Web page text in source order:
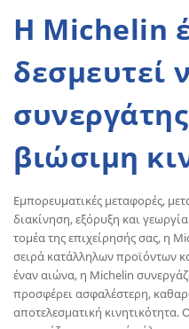
Η Michelin
δεσμευτεί
βιώσιμη
Εμπορευματικές μεταφορές,
διακίνηση, εξόρυξη και
τομέα της επιχείρησής σας, η
σειρά κατάλληλων προϊόντων
έναν αιώνα, η Michelin
προσφέρει ασφαλέστερη,
αποτελεσματική κινητικότητα.